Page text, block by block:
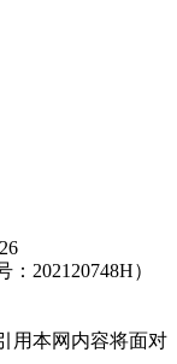
202120748H）
用本网内容将面对